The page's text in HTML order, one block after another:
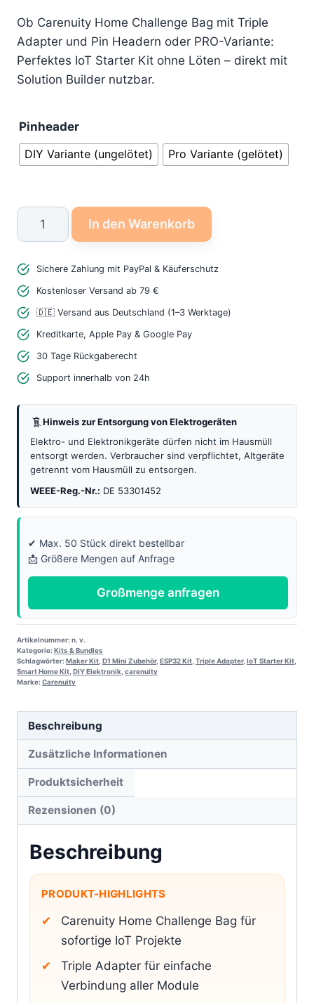
Ob Carenuity Home Challenge Bag mit Triple
Adapter und Pin Headern oder PRO-Variante:
Perfektes IoT Starter Kit ohne Löten – direkt mit
Solution Builder nutzbar.
Pinheader
DIY Variante (ungelötet)
Pro Variante (gelötet)
Carenuity
Home
Bag
–
Ultimatives
IoT
Starter
Kit
mit
Triple
Adapter
Menge
In den Warenkorb
Sichere Zahlung mit PayPal & Käuferschutz
Kostenloser Versand ab 79 €
🇩🇪 Versand aus Deutschland (1–3 Werktage)
Kreditkarte, Apple Pay & Google Pay
30 Tage Rückgaberecht
Support innerhalb von 24h
Hinweis zur Entsorgung von Elektrogeräten
Elektro- und Elektronikgeräte dürfen nicht im Hausmüll
entsorgt werden. Verbraucher sind verpflichtet, Altgeräte
getrennt vom Hausmüll zu entsorgen.
WEEE-Reg.-Nr.: DE 53301452
✔ Max. 50 Stück direkt bestellbar
📩 Größere Mengen auf Anfrage
Großmenge anfragen
Artikelnummer:n. v.
Kategorie:Kits & Bundles
Schlagwörter:Maker Kit D1 Mini Zubehör, ESP32 Kit Triple Adapter, IoT Starter Kit
Smart Home Kit DIY Elektronik carenuity
Marke:Carenuity
Beschreibung
Zusätzliche Informationen
Produktsicherheit
Rezensionen (0)
Beschreibung
PRODUKT-HIGHLIGHTS
Carenuity Home Challenge Bag für
sofortige IoT Projekte
Triple Adapter für einfache
Verbindung aller Module